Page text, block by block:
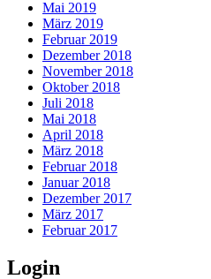
Mai 2019
März 2019
Februar 2019
Dezember 2018
November 2018
Oktober 2018
Juli 2018
Mai 2018
April 2018
März 2018
Februar 2018
Januar 2018
Dezember 2017
März 2017
Februar 2017
Login